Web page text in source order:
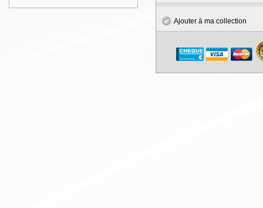
Ajouter à ma collection